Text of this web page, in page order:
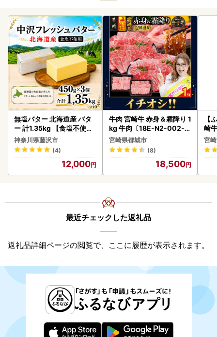
無塩バター 北海道産 バタ
ー 計1.35kg 【食塩不使用
】
神奈川県藤沢市
(4)
12,000
牛肉 宮崎牛 赤身＆霜降り 1
kg 牛肉〔18E-N2-002-1
kg-S4A6-CF〕
宮崎県都城市
(8)
18,500
【
崎
-VO
宮
最近チェックした返礼品
返礼品詳細ページの閲覧で、ここに履歴が表示されます。